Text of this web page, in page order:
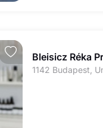
Bleisicz Réka